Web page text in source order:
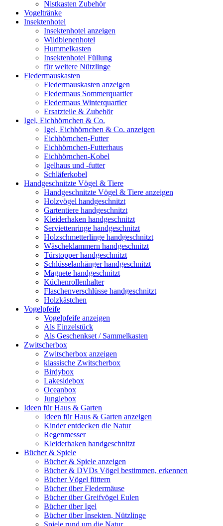
Nistkasten Zubehör
Vogeltränke
Insektenhotel
Insektenhotel anzeigen
Wildbienenhotel
Hummelkasten
Insektenhotel Füllung
für weitere Nützlinge
Fledermauskasten
Fledermauskasten anzeigen
Fledermaus Sommerquartier
Fledermaus Winterquartier
Ersatzteile & Zubehör
Igel, Eichhörnchen & Co.
Igel, Eichhörnchen & Co. anzeigen
Eichhörnchen-Futter
Eichhörnchen-Futterhaus
Eichhörnchen-Kobel
Igelhaus und -futter
Schläferkobel
Handgeschnitzte Vögel & Tiere
Handgeschnitzte Vögel & Tiere anzeigen
Holzvögel handgeschnitzt
Gartentiere handgeschnitzt
Kleiderhaken handgeschnitzt
Serviettenringe handgeschnitzt
Holzschmetterlinge handgeschnitzt
Wäscheklammern handgeschnitzt
Türstopper handgeschnitzt
Schlüsselanhänger handgeschnitzt
Magnete handgeschnitzt
Küchenrollenhalter
Flaschenverschlüsse handgeschnitzt
Holzkästchen
Vogelpfeife
Vogelpfeife anzeigen
Als Einzelstück
Als Geschenkset / Sammelkasten
Zwitscherbox
Zwitscherbox anzeigen
klassische Zwitscherbox
Birdybox
Lakesidebox
Oceanbox
Junglebox
Ideen für Haus & Garten
Ideen für Haus & Garten anzeigen
Kinder entdecken die Natur
Regenmesser
Kleiderhaken handgeschnitzt
Bücher & Spiele
Bücher & Spiele anzeigen
Bücher & DVDs Vögel bestimmen, erkennen
Bücher Vögel füttern
Bücher über Fledermäuse
Bücher über Greifvögel Eulen
Bücher über Igel
Bücher über Insekten, Nützlinge
Spiele rund um die Natur